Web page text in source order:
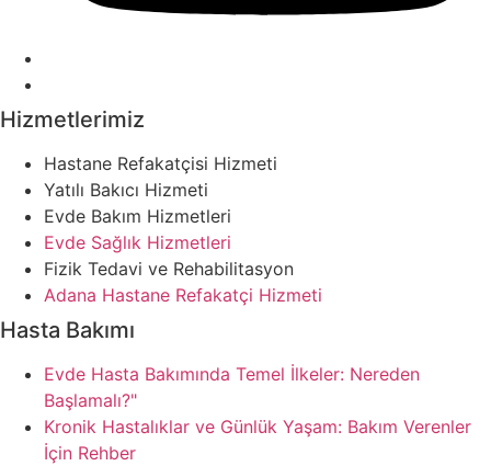
Hizmetlerimiz
Hastane Refakatçisi Hizmeti
Yatılı Bakıcı Hizmeti
Evde Bakım Hizmetleri
Evde Sağlık Hizmetleri
Fizik Tedavi ve Rehabilitasyon
Adana Hastane Refakatçi Hizmeti
Hasta Bakımı
Evde Hasta Bakımında Temel İlkeler: Nereden
Başlamalı?"
Kronik Hastalıklar ve Günlük Yaşam: Bakım Verenler
İçin Rehber